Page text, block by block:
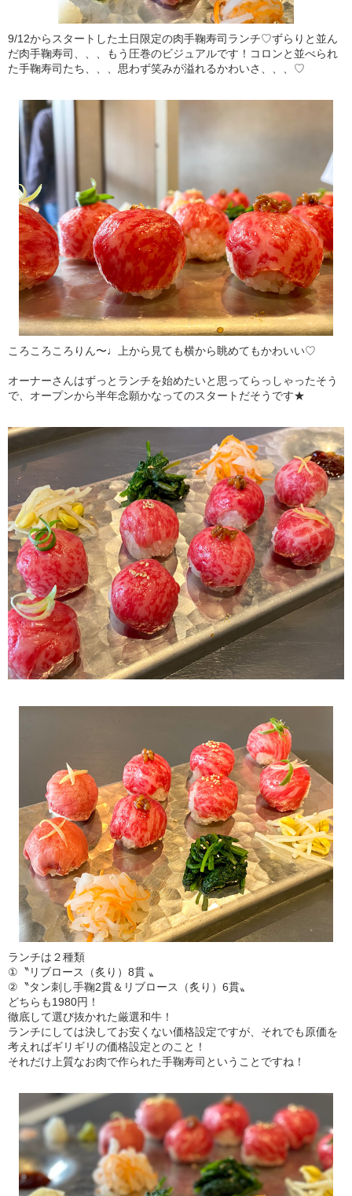
9/12からスタートした土日限定の肉手鞠寿司ランチ♡ずらりと並ん
だ肉手鞠寿司、、、もう圧巻のビジュアルです！コロンと並べられ
た手鞠寿司たち、、、思わず笑みが溢れるかわいさ、、、♡
ころころころりん〜♩上から見ても横から眺めてもかわいい♡
オーナーさんはずっとランチを始めたいと思ってらっしゃったそう
で、オープンから半年念願かなってのスタートだそうです★
ランチは２種類
①〝リブロース（炙り）8貫 〟
②〝タン刺し手鞠2貫＆リブロース（炙り）6貫〟
どちらも1980円！
徹底して選び抜かれた厳選和牛！
ランチにしては決してお安くない価格設定ですが、それでも原価を
考えればギリギリの価格設定とのこと！
それだけ上質なお肉で作られた手鞠寿司ということですね！